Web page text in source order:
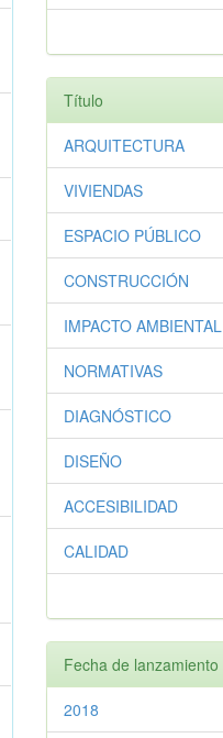
Título
ARQUITECTURA
VIVIENDAS
ESPACIO PÚBLICO
CONSTRUCCIÓN
IMPACTO AMBIENTAL
NORMATIVAS
DIAGNÓSTICO
DISEÑO
ACCESIBILIDAD
CALIDAD
Fecha de lanzamiento
2018